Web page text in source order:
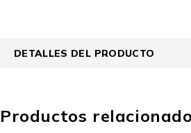
DETALLES DEL PRODUCTO
Productos